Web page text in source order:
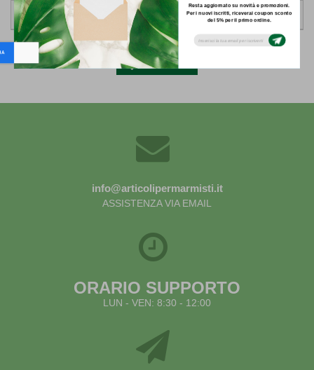
Resta aggiornato su novità e promozioni.
Per i nuovi iscritti, riceverai coupon sconto
del 5% per il primo ordine.
SCHEDE
Indietro
info@articolipermarmisti.it
ASSISTENZA VIA EMAIL
ORARIO SUPPORTO
LUN - VEN: 8:30 - 12:00